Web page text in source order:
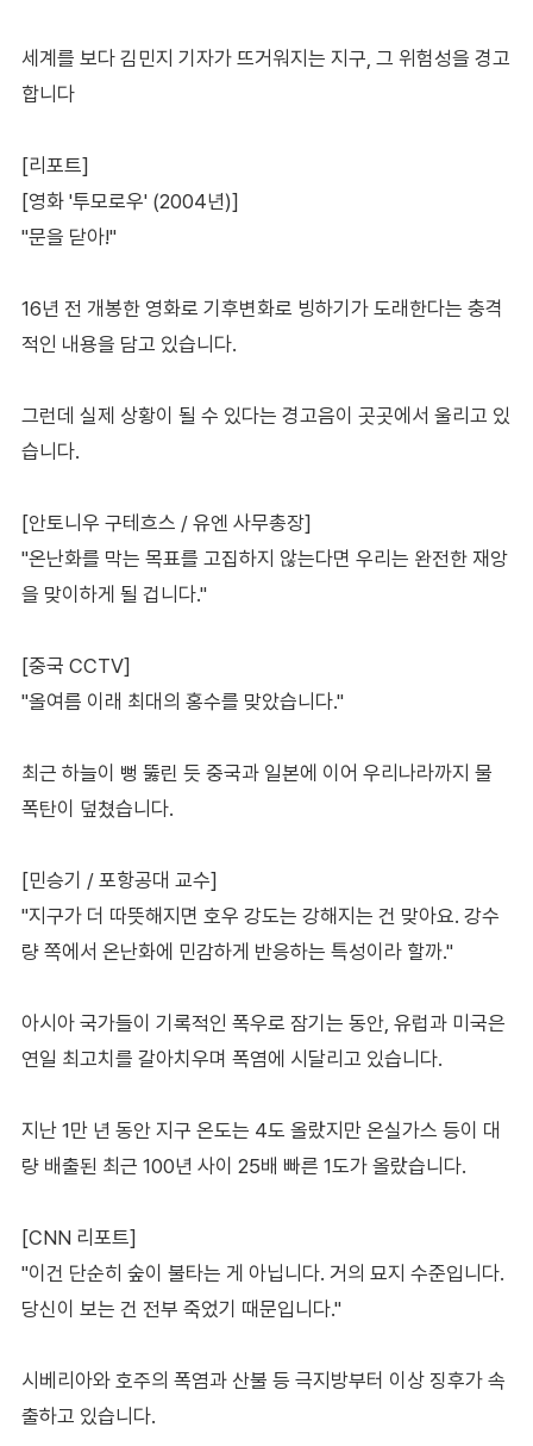
세계를 보다 김민지 기자가 뜨거워지는 지구, 그 위험성을 경고
합니다
[리포트]
[영화 '투모로우' (2004년)]
"문을 닫아!"
16년 전 개봉한 영화로 기후변화로 빙하기가 도래한다는 충격
적인 내용을 담고 있습니다.
그런데 실제 상황이 될 수 있다는 경고음이 곳곳에서 울리고 있
습니다.
[안토니우 구테흐스 / 유엔 사무총장]
"온난화를 막는 목표를 고집하지 않는다면 우리는 완전한 재앙
을 맞이하게 될 겁니다."
[중국 CCTV]
"올여름 이래 최대의 홍수를 맞았습니다."
최근 하늘이 뻥 뚫린 듯 중국과 일본에 이어 우리나라까지 물
폭탄이 덮쳤습니다.
[민승기 / 포항공대 교수]
"지구가 더 따뜻해지면 호우 강도는 강해지는 건 맞아요. 강수
량 쪽에서 온난화에 민감하게 반응하는 특성이라 할까."
아시아 국가들이 기록적인 폭우로 잠기는 동안, 유럽과 미국은
연일 최고치를 갈아치우며 폭염에 시달리고 있습니다.
지난 1만 년 동안 지구 온도는 4도 올랐지만 온실가스 등이 대
량 배출된 최근 100년 사이 25배 빠른 1도가 올랐습니다.
[CNN 리포트]
"이건 단순히 숲이 불타는 게 아닙니다. 거의 묘지 수준입니다.
당신이 보는 건 전부 죽었기 때문입니다."
시베리아와 호주의 폭염과 산불 등 극지방부터 이상 징후가 속
출하고 있습니다.